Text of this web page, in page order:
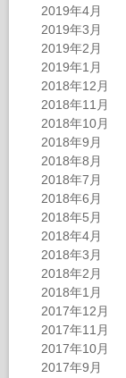
2019年4月
2019年3月
2019年2月
2019年1月
2018年12月
2018年11月
2018年10月
2018年9月
2018年8月
2018年7月
2018年6月
2018年5月
2018年4月
2018年3月
2018年2月
2018年1月
2017年12月
2017年11月
2017年10月
2017年9月